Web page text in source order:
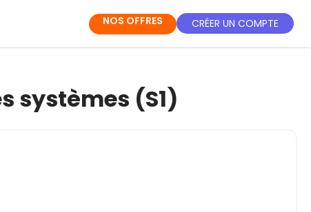
NOS OFFRES CRÉER UN COMPTE
systèmes (S1)